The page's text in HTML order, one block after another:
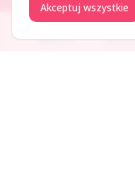
Dodaj firmę
Promuj ogłoszenie
Ogłoszenia
Akceptuj wszystkie